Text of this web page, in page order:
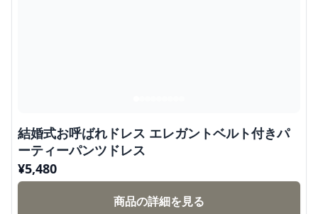
結婚式お呼ばれドレス エレガントベルト付きパ
ーティーパンツドレス
¥5,480
商品の詳細を見る